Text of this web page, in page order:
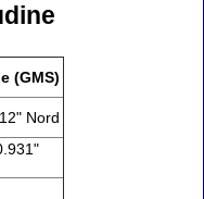
(GMS)
Nord